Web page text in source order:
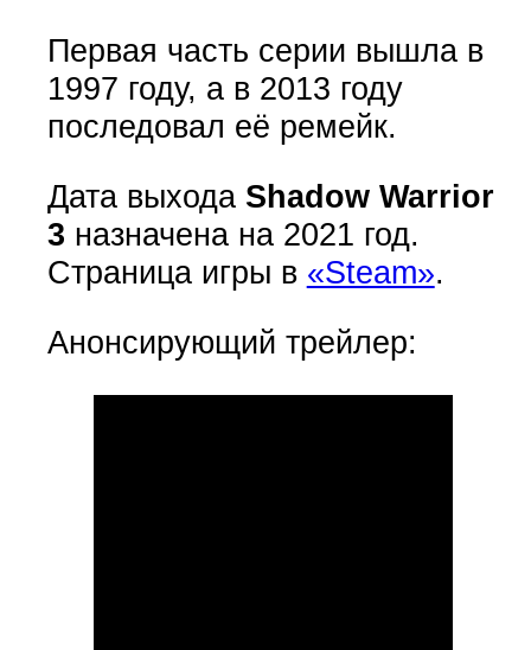
Первая часть серии вышла в
1997 году, а в 2013 году
последовал её ремейк.
Дата выхода Shadow Warrior
3 назначена на 2021 год.
Страница игры в «Steam».
Анонсирующий трейлер: